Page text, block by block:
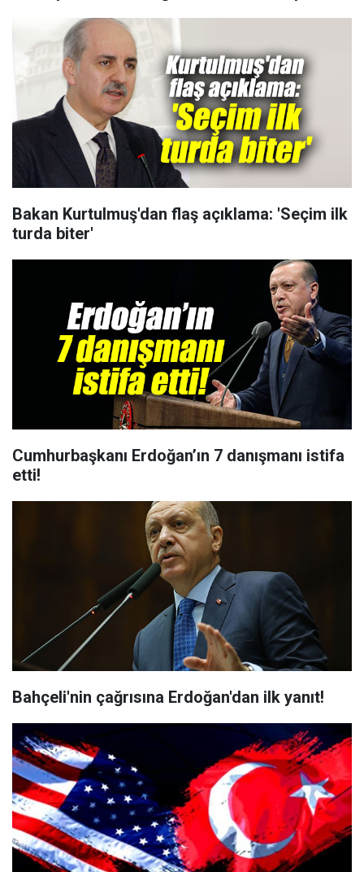
Bakan Kurtulmuş'dan flaş açıklama: 'Seçim ilk
turda biter'
Cumhurbaşkanı Erdoğan’ın 7 danışmanı istifa
etti!
Bahçeli'nin çağrısına Erdoğan'dan ilk yanıt!